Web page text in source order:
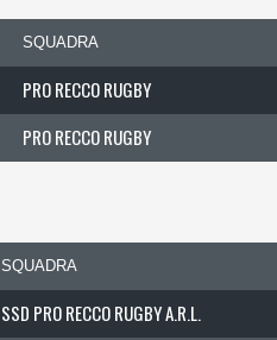
SQUADRA
PRO RECCO RUGBY
PRO RECCO RUGBY
SQUADRA
SSD PRO RECCO RUGBY A.R.L.